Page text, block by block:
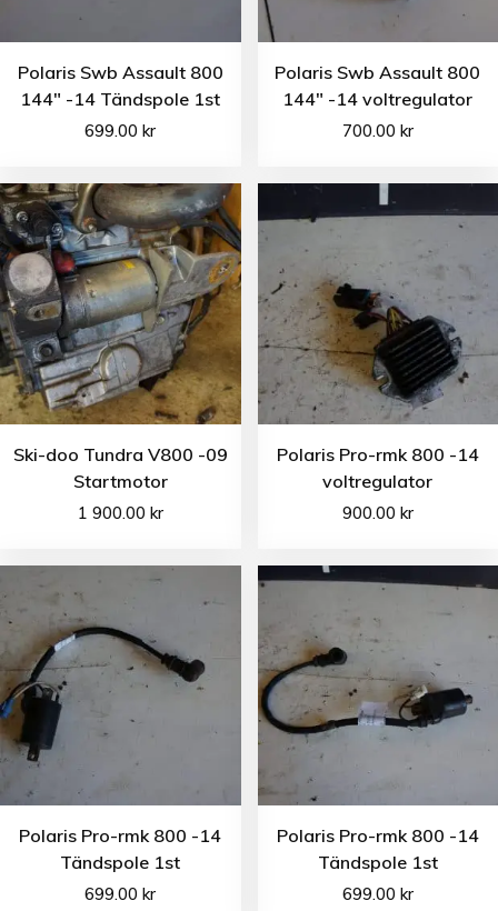
Polaris Swb Assault 800
144″ -14 Tändspole 1st
699.00kr
Polaris Swb Assault 800
144″ -14 voltregulator
700.00 kr
Ski-doo Tundra V800 -09
Startmotor
1 900.00 kr
Polaris Pro-rmk 800 -14
voltregulator
900.00 kr
Polaris Pro-rmk 800 -14
Tändspole 1st
699.00kr
Polaris Pro-rmk 800 -14
Tändspole 1st
699.00 kr